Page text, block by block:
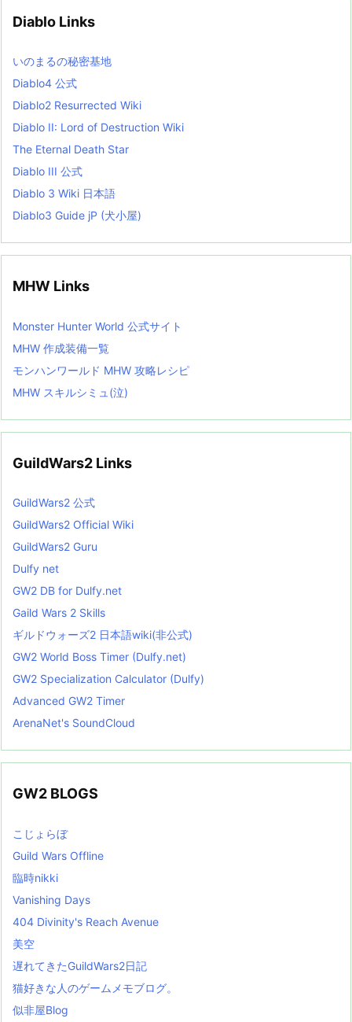
e
i
s
t
Diablo Links
いのまるの秘密基地
Diablo4 公式
Diablo2 Resurrected Wiki
Diablo II: Lord of Destruction Wiki
The Eternal Death Star
Diablo III 公式
Diablo 3 Wiki 日本語
Diablo3 Guide jP (犬小屋)
MHW Links
Monster Hunter World 公式サイト
MHW 作成装備一覧
モンハンワールド MHW 攻略レシピ
MHW スキルシミュ(泣)
GuildWars2 Links
GuildWars2 公式
GuildWars2 Official Wiki
GuildWars2 Guru
Dulfy net
GW2 DB for Dulfy.net
Gaild Wars 2 Skills
ギルドウォーズ2 日本語wiki(非公式)
GW2 World Boss Timer (Dulfy.net)
GW2 Specialization Calculator (Dulfy)
Advanced GW2 Timer
ArenaNet's SoundCloud
GW2 BLOGS
こじょらぼ
Guild Wars Offline
臨時nikki
Vanishing Days
404 Divinity's Reach Avenue
美空
遅れてきたGuildWars2日記
猫好きな人のゲームメモブログ。
似非屋Blog